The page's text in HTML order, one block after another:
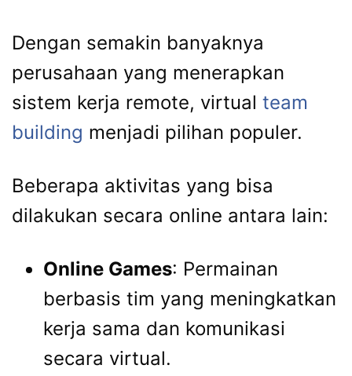
Dengan semakin banyaknya
perusahaan yang menerapkan
sistem kerja remote, virtual team
building menjadi pilihan populer.
Beberapa aktivitas yang bisa
dilakukan secara online antara lain:
Online Games: Permainan
berbasis tim yang meningkatkan
kerja sama dan komunikasi
secara virtual.